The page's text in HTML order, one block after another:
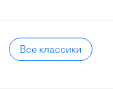
Все классики